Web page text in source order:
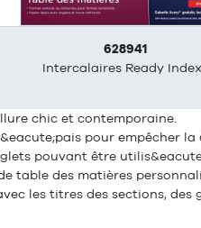
628941
Intercalaires Ready
chic et contemporaine.
pour empêcher
pouvant être
table des matières
les titres des sections,